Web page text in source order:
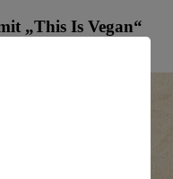
„This Is Vegan“